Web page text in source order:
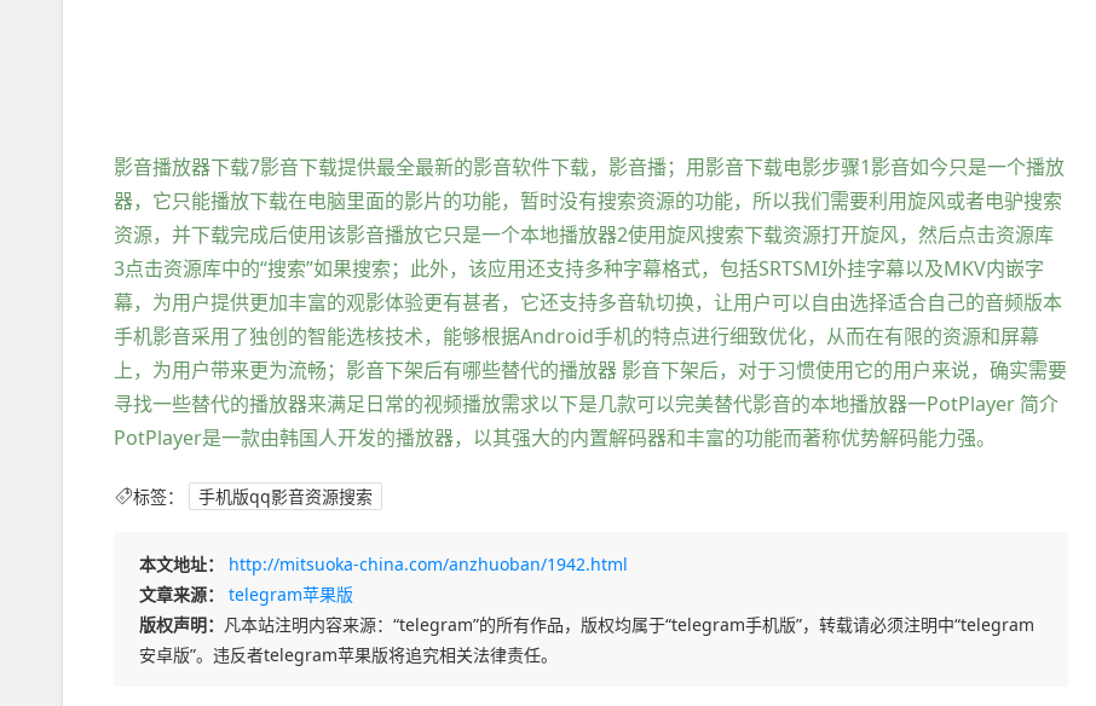
影音播放器下载7影音下载提供最全最新的影音软件下载，影音播；用影音下载电影步骤1影音如今只是一个播放
器，它只能播放下载在电脑里面的影片的功能，暂时没有搜索资源的功能，所以我们需要利用旋风或者电驴搜索
资源，并下载完成后使用该影音播放它只是一个本地播放器2使用旋风搜索下载资源打开旋风，然后点击资源库
3点击资源库中的“搜索”如果搜索；此外，该应用还支持多种字幕格式，包括SRTSMI外挂字幕以及MKV内嵌字
幕，为用户提供更加丰富的观影体验更有甚者，它还支持多音轨切换，让用户可以自由选择适合自己的音频版本
手机影音采用了独创的智能选核技术，能够根据Android手机的特点进行细致优化，从而在有限的资源和屏幕
上，为用户带来更为流畅；影音下架后有哪些替代的播放器 影音下架后，对于习惯使用它的用户来说，确实需要
寻找一些替代的播放器来满足日常的视频播放需求以下是几款可以完美替代影音的本地播放器一PotPlayer 简介
PotPlayer是一款由韩国人开发的播放器，以其强大的内置解码器和丰富的功能而著称优势解码能力强。
标签： 手机版qq影音资源搜索
本文地址：
http://mitsuoka-china.com/anzhuoban/1942.html
文章来源：
telegram苹果版
版权声明： 凡本站注明内容来源：“telegram”的所有作品，版权均属于“telegram手机版”，转载请必须注明中“telegram
安卓版”。违反者telegram苹果版将追究相关法律责任。